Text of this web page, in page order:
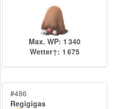
Max. WP: 1 340
Wetter↑: 1 675
#486
Regigigas